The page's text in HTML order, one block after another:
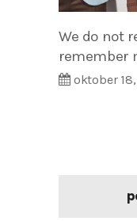
We do not
remember
oktober